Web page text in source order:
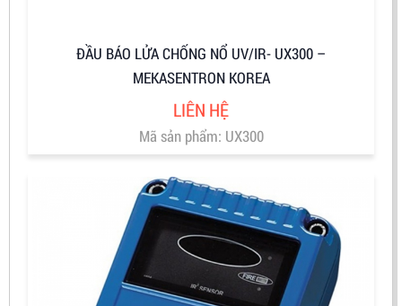
ĐẦU BÁO LỬA CHỐNG NỔ UV/IR- UX300 –
MEKASENTRON KOREA
LIÊN HỆ
Mã sản phẩm: UX300